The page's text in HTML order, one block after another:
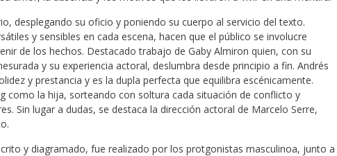
desplegando su oficio y poniendo su cuerpo al servicio del texto.
y sensibles en cada escena, hacen que el público se involucre
de los hechos. Destacado trabajo de Gaby Almiron quien, con su
y su experiencia actoral, deslumbra desde principio a fin. Andrés
y prestancia y es la dupla perfecta que equilibra escénicamente.
como la hija, sorteando con soltura cada situación de conflicto y
Sin lugar a dudas, se destaca la dirección actoral de Marcelo Serre,
y diagramado, fue realizado por los protgonistas masculinoa, junto a